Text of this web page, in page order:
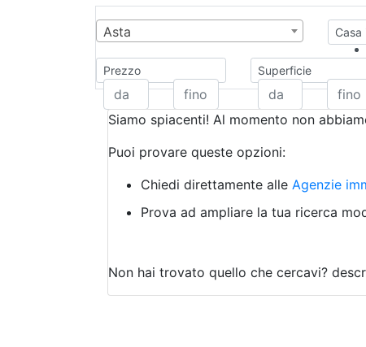
Asta
Prezzo Superficie
Siamo spiacenti! Al momento non
Puoi provare queste opzioni:
Chiedi direttamente alle Agenzie
Prova ad ampliare la tua ricerca
Non hai trovato quello che cercavi?